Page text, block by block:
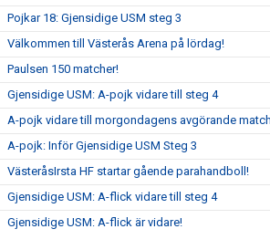
Pojkar 18: Gjensidige USM steg 3
Välkommen till Västerås Arena på lördag!
Paulsen 150 matcher!
Gjensidige USM: A-pojk vidare till steg 4
A-pojk vidare till morgondagens avgörande match
A-pojk: Inför Gjensidige USM Steg 3
VästeråsIrsta HF startar gående parahandboll!
Gjensidige USM: A-flick vidare till steg 4
Gjensidige USM: A-flick är vidare!